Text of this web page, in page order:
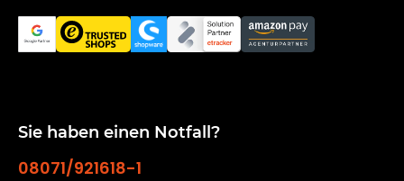
Sie haben einen Notfall?
08071/921618-1